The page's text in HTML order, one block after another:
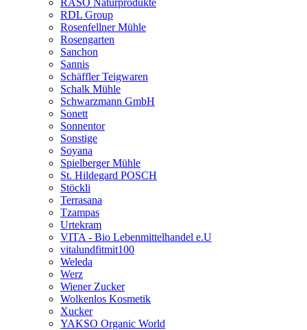
RASO Naturprodukte
RDL Group
Rosenfellner Mühle
Rosengarten
Sanchon
Sannis
Schäffler Teigwaren
Schalk Mühle
Schwarzmann GmbH
Sonett
Sonnentor
Sonstige
Soyana
Spielberger Mühle
St. Hildegard POSCH
Stöckli
Terrasana
Tzampas
Urtekram
VITA - Bio Lebenmittelhandel e.U
vitalundfitmit100
Weleda
Werz
Wiener Zucker
Wolkenlos Kosmetik
Xucker
YAKSO Organic World